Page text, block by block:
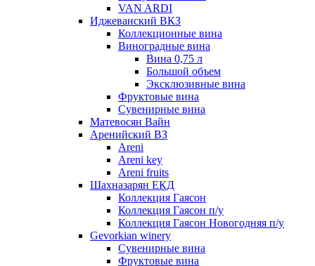
VAN ARDI
Иджеванский ВКЗ
Коллекционные вина
Виноградные вина
Вина 0,75 л
Большой объем
Эксклюзивные вина
Фруктовые вина
Cувенирные вина
Матевосян Вайн
Аренийский ВЗ
Areni
Areni key
Areni fruits
Шахназарян ЕКД
Коллекция Гаясон
Коллекция Гаясон п/у
Коллекция Гаясон Новогодняя п/у
Gevorkian winery
Сувенирные вина
Фруктовые вина